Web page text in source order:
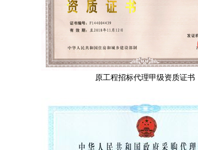
原工程招标代理甲级资质证书